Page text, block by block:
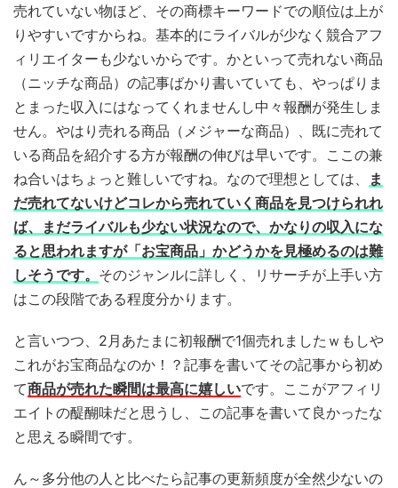
売れていない物ほど、その商標キーワードでの順位は上が
りやすいですからね。基本的にライバルが少なく競合アフ
ィリエイターも少ないからです。かといって売れない商品
（ニッチな商品）の記事ばかり書いていても、やっぱりま
とまった収入にはなってくれませんし中々報酬が発生しま
せん。やはり売れる商品（メジャーな商品）、既に売れて
いる商品を紹介する方が報酬の伸びは早いです。ここの兼
ね合いはちょっと難しいですね。なので理想としては、
ま
だ売れてないけどコレから売れていく商品を見つけられれ
ば、まだライバルも少ない状況なので、かなりの収入にな
ると思われますが「お宝商品」かどうかを見極めるのは難
しそうです。 そのジャンルに詳しく、リサーチが上手い方
はこの段階である程度分かります。
と言いつつ、2月あたまに初報酬で1個売れましたｗもしや
これがお宝商品なのか！？記事を書いてその記事から初め
て商品が売れた瞬間は最高に嬉しいです。ここがアフィリ
エイトの醍醐味だと思うし、この記事を書いて良かったな
と思える瞬間です。
ん～多分他の人と比べたら記事の更新頻度が全然少ないの